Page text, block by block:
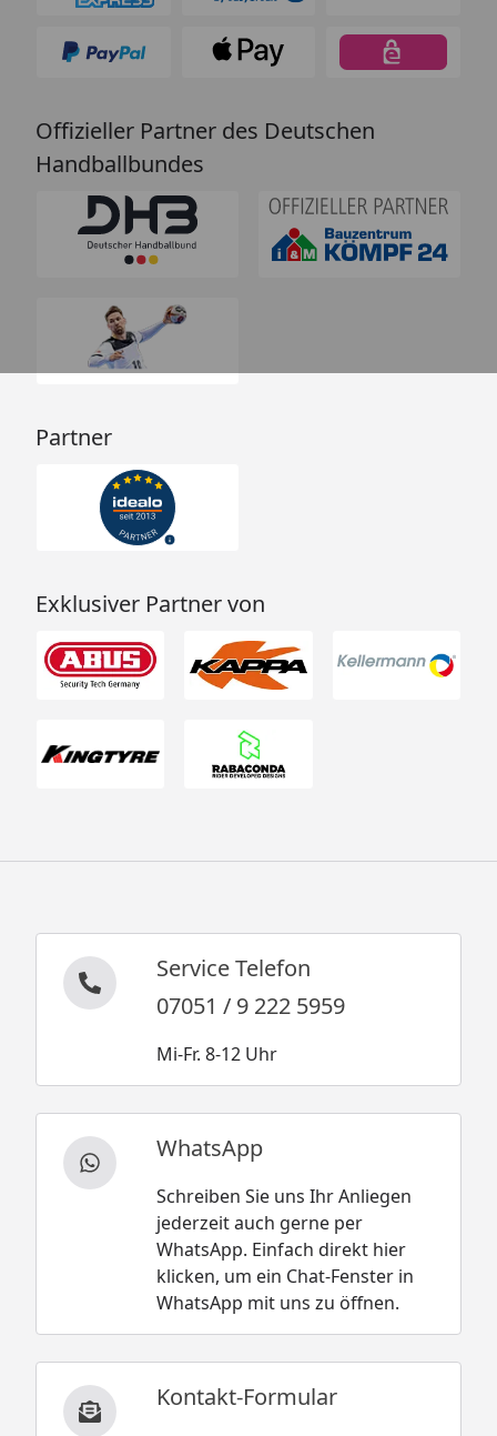
Offizieller Partner des Deutschen
Handballbundes
Partner
Exklusiver Partner von
Service Telefon
07051 / 9 222 5959
Mi-Fr. 8-12 Uhr
WhatsApp
Schreiben Sie uns Ihr Anliegen
jederzeit auch gerne per
WhatsApp. Einfach direkt hier
klicken, um ein Chat-Fenster in
WhatsApp mit uns zu öffnen.
Kontakt-Formular